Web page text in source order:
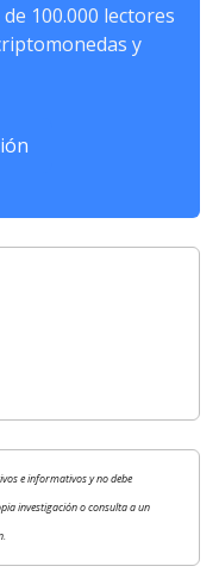
100.000 lectores
y
e informativos y no debe
investigación o consulta a un